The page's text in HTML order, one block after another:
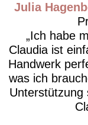
Julia
Ich habe
Claudia ist
Handwerk
was ich
Unterstützung